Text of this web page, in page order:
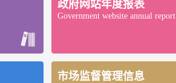
政府网站年度报表
Government website annual report
市场监督管理信息